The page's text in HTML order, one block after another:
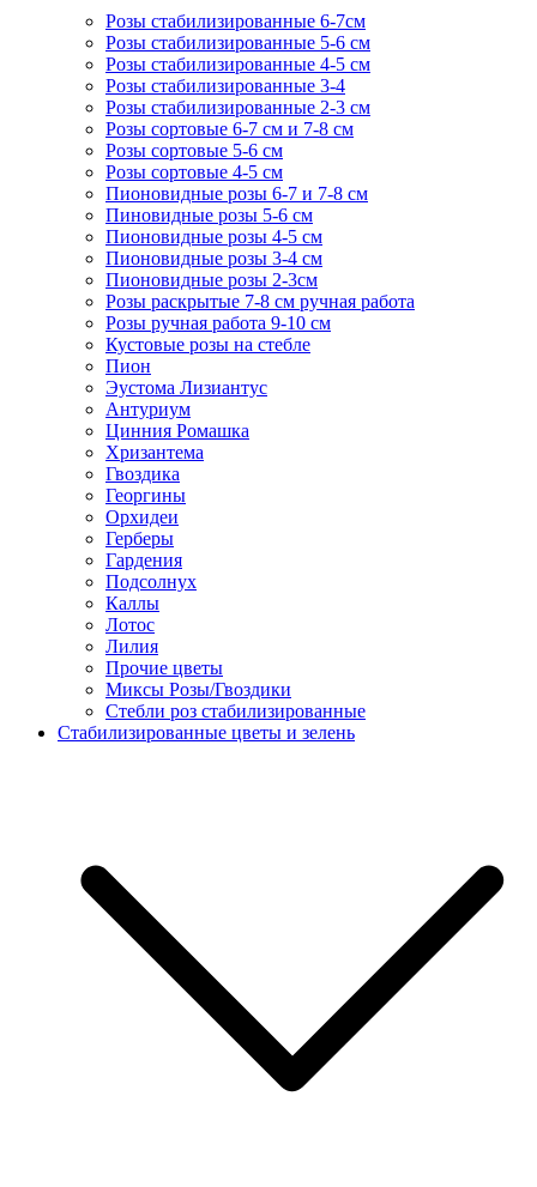
Розы стабилизированные 6-7см
Розы стабилизированные 5-6 см
Розы стабилизированные 4-5 см
Розы стабилизированные 3-4
Розы стабилизированные 2-3 см
Розы сортовые 6-7 см и 7-8 см
Розы сортовые 5-6 см
Розы сортовые 4-5 см
Пионовидные розы 6-7 и 7-8 см
Пиновидные розы 5-6 см
Пионовидные розы 4-5 см
Пионовидные розы 3-4 см
Пионовидные розы 2-3см
Розы раскрытые 7-8 см ручная работа
Розы ручная работа 9-10 см
Кустовые розы на стебле
Пион
Эустома Лизиантус
Антуриум
Цинния Ромашка
Хризантема
Гвоздика
Георгины
Орхидеи
Герберы
Гардения
Подсолнух
Каллы
Лотос
Лилия
Прочие цветы
Миксы Розы/Гвоздики
Стебли роз стабилизированные
Стабилизированные цветы и зелень